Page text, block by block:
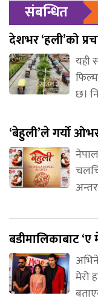
संबन्धित
देशभर ‘हली’को
यही
छ।
‘बेहुली’ले गर्यो
बडीमालिकाबाट
मेरो